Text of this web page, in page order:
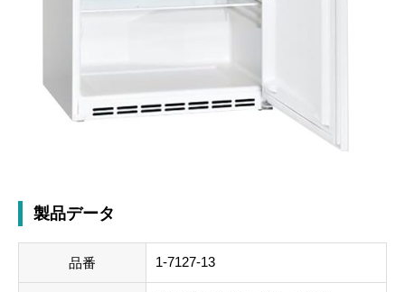
製品データ
品番 1-7127-13